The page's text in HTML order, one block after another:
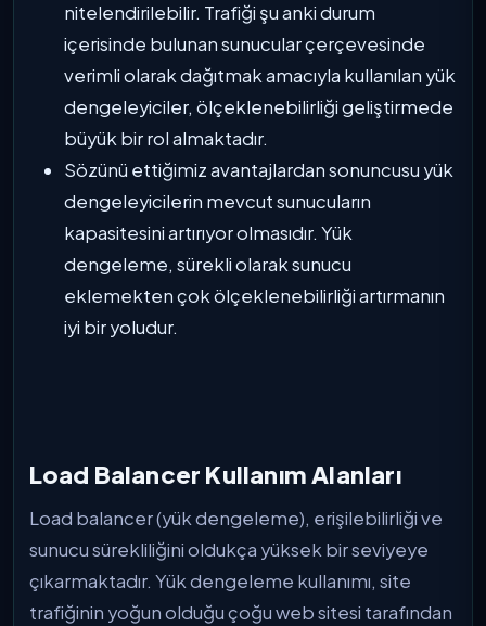
nitelendirilebilir. Trafiği şu anki durum
içerisinde bulunan sunucular çerçevesinde
verimli olarak dağıtmak amacıyla kullanılan yük
dengeleyiciler, ölçeklenebilirliği geliştirmede
büyük bir rol almaktadır.
Sözünü ettiğimiz avantajlardan sonuncusu yük
dengeleyicilerin mevcut sunucuların
kapasitesini artırıyor olmasıdır. Yük
dengeleme, sürekli olarak sunucu
eklemekten çok ölçeklenebilirliği artırmanın
iyi bir yoludur.
Load Balancer Kullanım Alanları
Load balancer (yük dengeleme), erişilebilirliği ve
sunucu sürekliliğini oldukça yüksek bir seviyeye
çıkarmaktadır. Yük dengeleme kullanımı, site
trafiğinin yoğun olduğu çoğu web sitesi tarafından